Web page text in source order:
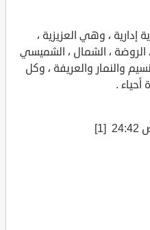
الرياض إلى 15 بلدية إدارية ، وهي العزيزية ،
، الروضة ، الشمال ، الشميسي
والنمار والعريفة ، وكل
.